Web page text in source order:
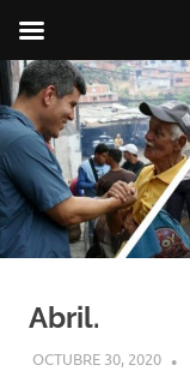
Saltar
al
contenido
Abril.
OCTUBRE 30, 2020